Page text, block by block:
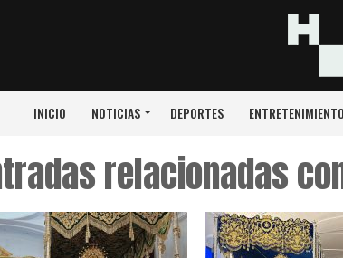
INICIO NOTICIAS DEPORTES ENTRETENIMIENTO
relacionadas